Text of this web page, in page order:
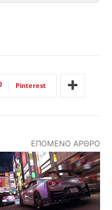
Pinterest
ΕΠΌΜΕΝΟ ΆΡΘΡΟ